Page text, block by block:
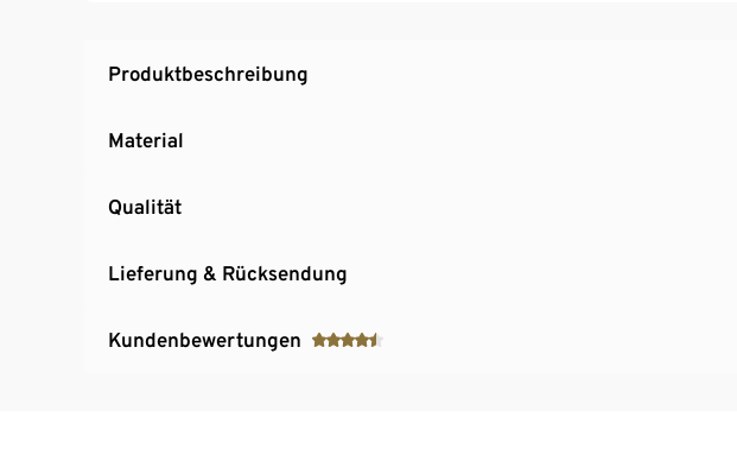
Produktbeschreibung
Material
Qualität
Lieferung & Rücksendung
Kundenbewertungen